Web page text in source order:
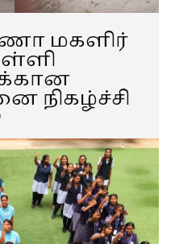
மகளிர்
நிகழ்ச்சி